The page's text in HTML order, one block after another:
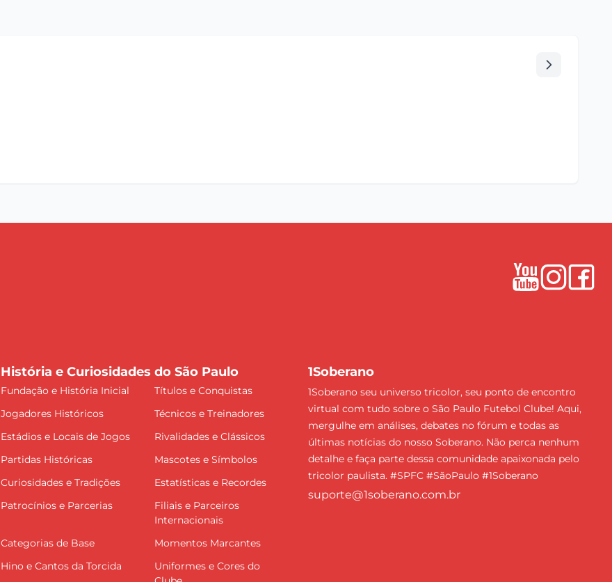
História e Curiosidades do São Paulo
Fundação e História Inicial
Títulos e Conquistas
Jogadores Históricos
Técnicos e Treinadores
Estádios e Locais de Jogos
Rivalidades e Clássicos
Partidas Históricas
Mascotes e Símbolos
Curiosidades e Tradições
Estatísticas e Recordes
Patrocínios e Parcerias
Filiais e Parceiros
Internacionais
Categorias de Base
Momentos Marcantes
Hino e Cantos da Torcida
Uniformes e Cores do
1Soberano
1Soberano seu universo tricolor, seu ponto de encontro
virtual com tudo sobre o São Paulo Futebol Clube! Aqui,
mergulhe em análises, debates no fórum e todas as
últimas notícias do nosso Soberano. Não perca nenhum
detalhe e faça parte dessa comunidade apaixonada pelo
tricolor paulista. #SPFC #SãoPaulo #1Soberano
suporte@1soberano.com.br